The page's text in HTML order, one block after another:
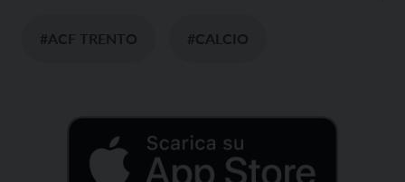
#ACF TRENTO #CALCIO